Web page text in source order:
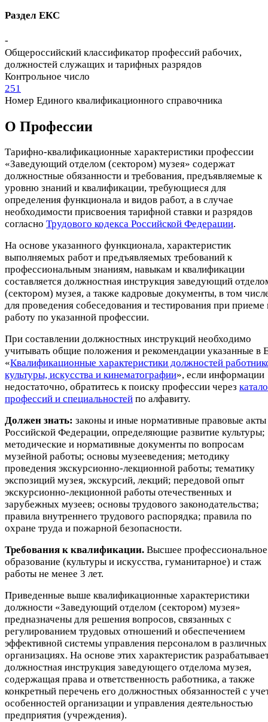
Раздел ЕКС
-
Общероссийский классификатор профессий рабочих,
должностей служащих и тарифных разрядов
Контрольное число
251
Номер Единого квалификационного справочника
О Профеcсии
Тарифно-квалификационные характеристики профессии
«Заведующий отделом (сектором) музея» содержат
должностные обязанности и требования, предъявляемые к
уровню знаний и квалификации, требующиеся для
определения функционала и видов работ, а в случае
необходимости присвоения тарифной ставки и разрядов
согласно Трудового кодекса Российской Федерации.
На основе указанного функционала, характеристик
выполняемых работ и предъявляемых требований к
профессиональным знаниям, навыкам и квалификации
составляется должностная инструкция заведующий
(сектором) музея, а также кадровые документы, в том
для проведения собеседования и тестирования при приеме
работу по указанной профессии.
При составлении должностных инструкций необходимо
учитывать общие положения и рекомендации указанные в
«Квалификационные характеристики должностей
культуры, искусства и кинематографии», если информации
недостаточно, обратитесь к поиску профессии через
профессий и специальностей по алфавиту.
Должен знать: законы и иные нормативные правовые акты
Российской Федерации, определяющие развитие культуры;
методические и нормативные документы по вопросам
музейной работы; основы музееведения; методику
проведения экскурсионно-лекционной работы; тематику
экспозиций музея, экскурсий, лекций; передовой опыт
экскурсионно-лекционной работы отечественных и
зарубежных музеев; основы трудового законодательства;
правила внутреннего трудового распорядка; правила по
охране труда и пожарной безопасности.
Требования к квалификации. Высшее профессиональное
образование (культуры и искусства, гуманитарное) и стаж
работы не менее 3 лет.
Приведенные выше квалификационные характеристики
должности «Заведующий отделом (сектором) музея»
предназначены для решения вопросов, связанных с
регулированием трудовых отношений и обеспечением
эффективной системы управления персоналом в различных
организациях. На основе этих характеристик
должностная инструкция заведующего отделома музея,
содержащая права и ответственность работника, а также
конкретный перечень его должностных обязанностей с
особенностей организации и управления деятельностью
предприятия (учреждения).